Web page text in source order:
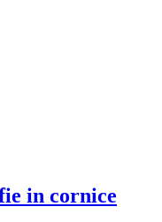
in cornice